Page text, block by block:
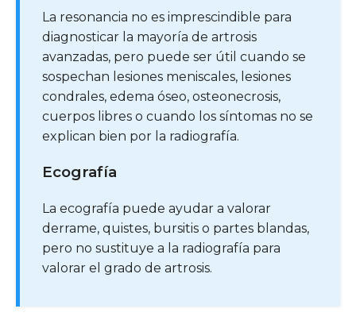
La resonancia no es imprescindible para
diagnosticar la mayoría de artrosis
avanzadas, pero puede ser útil cuando se
sospechan lesiones meniscales, lesiones
condrales, edema óseo, osteonecrosis,
cuerpos libres o cuando los síntomas no se
explican bien por la radiografía.
Ecografía
La ecografía puede ayudar a valorar
derrame, quistes, bursitis o partes blandas,
pero no sustituye a la radiografía para
valorar el grado de artrosis.